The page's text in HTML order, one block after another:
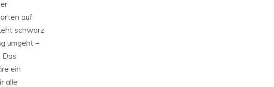
auf
schwarz
umgeht –
Das
ein
alle